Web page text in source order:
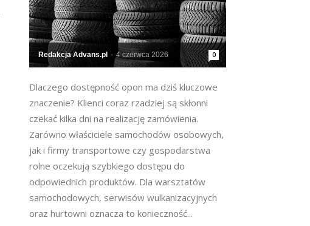
Redakcja Advans.pl - 4 czerwca 2026 0
Dlaczego dostępność opon ma dziś kluczowe
znaczenie? Klienci coraz rzadziej są skłonni
czekać kilka dni na realizację zamówienia.
Zarówno właściciele samochodów osobowych,
jak i firmy transportowe czy gospodarstwa
rolne oczekują szybkiego dostępu do
odpowiednich produktów. Dla warsztatów
samochodowych, serwisów wulkanizacyjnych
oraz hurtowni oznacza to konieczność...